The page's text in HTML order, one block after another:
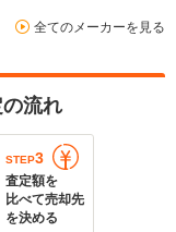
全てのメーカーを見る
流れ
STEP3
査定額を
比べて売却先
を決める